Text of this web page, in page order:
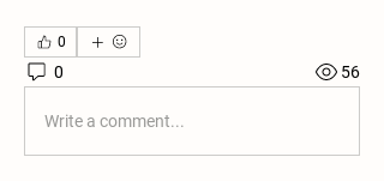
0
0 56
Write a comment...